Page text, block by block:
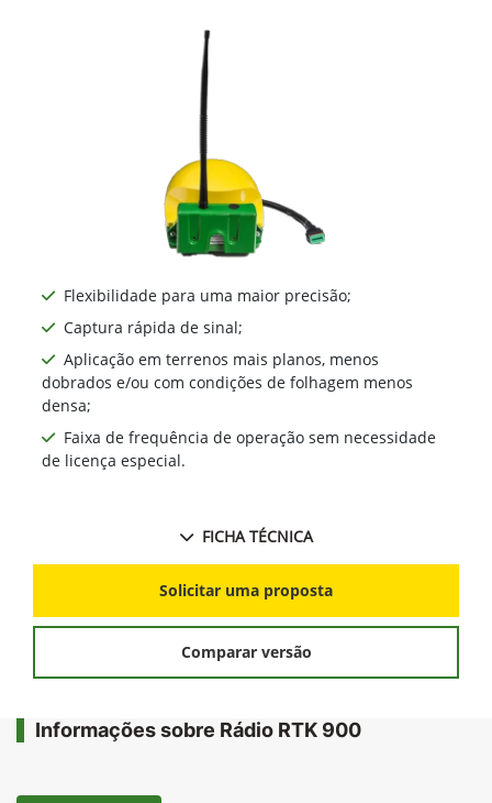
Flexibilidade para uma maior precisão;
Captura rápida de sinal;
Aplicação em terrenos mais planos, menos
dobrados e/ou com condições de folhagem menos
densa;
Faixa de frequência de operação sem necessidade
de licença especial.
FICHA TÉCNICA
Solicitar uma proposta
Comparar versão
Informações sobre Rádio RTK 900